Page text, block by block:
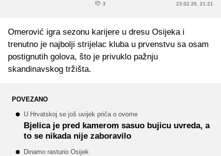
3 23.02.26. 21:21
Omerović igra sezonu karijere u dresu Osijeka i
trenutno je najbolji strijelac kluba u prvenstvu sa osam
postignutih golova, što je privuklo pažnju
skandinavskog tržišta.
POVEZANO
U Hrvatskoj se još uvijek priča o ovome
Bjelica je pred kamerom sasuo bujicu uvreda, a
to se nikada nije zaboravilo
Dinamo rasturio Osijek